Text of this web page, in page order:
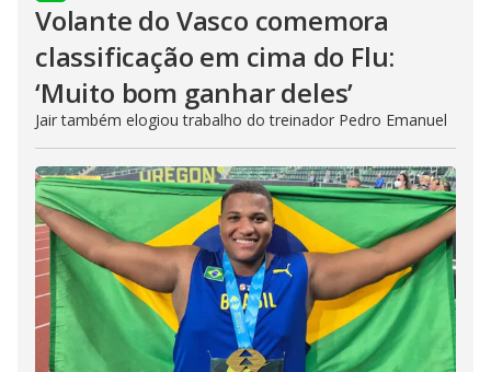
Volante do Vasco comemora
classificação em cima do Flu:
‘Muito bom ganhar deles’
Jair também elogiou trabalho do treinador Pedro Emanuel